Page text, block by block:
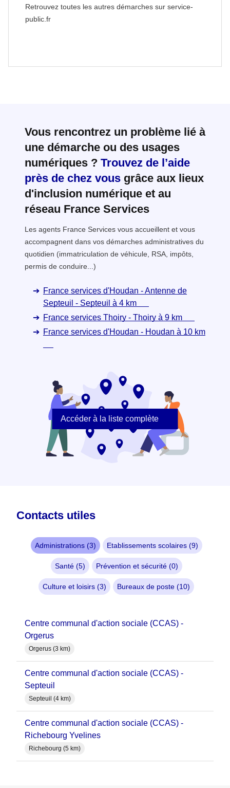
Retrouvez toutes les autres démarches sur service-
public.fr
Vous rencontrez un problème lié à
une démarche ou des usages
numériques ? Trouvez de l’aide
près de chez vous grâce aux lieux
d'inclusion numérique et au
réseau France Services
Les agents France Services vous accueillent et vous
accompagnent dans vos démarches administratives du
quotidien (immatriculation de véhicule, RSA, impôts,
permis de conduire...)
France services d'Houdan - Antenne de
Septeuil - Septeuil à 4 km
France services Thoiry - Thoiry à 9 km
France services d'Houdan - Houdan à 10 km
Accéder à la liste complète
Contacts utiles
Administrations (3) Etablissements scolaires (9)
Santé (5) Prévention et sécurité (0)
Culture et loisirs (3) Bureaux de poste (10)
Centre communal d'action sociale (CCAS) -
Orgerus
Orgerus (3 km)
Centre communal d'action sociale (CCAS) -
Septeuil
Septeuil (4 km)
Centre communal d'action sociale (CCAS) -
Richebourg Yvelines
Richebourg (5 km)